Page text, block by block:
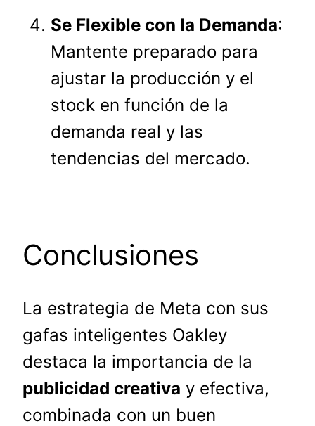
Se Flexible con la Demanda:
Mantente preparado para
ajustar la producción y el
stock en función de la
demanda real y las
tendencias del mercado.
Conclusiones
La estrategia de Meta con sus
gafas inteligentes Oakley
destaca la importancia de la
publicidad creativa y efectiva,
combinada con un buen